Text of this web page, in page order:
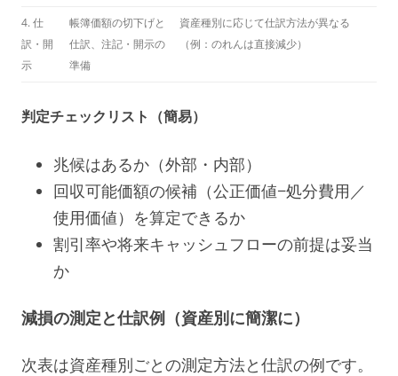
4. 仕
訳・開
示
帳簿価額の切下げと
仕訳、注記・開示の
準備
資産種別に応じて仕訳方法が異なる
（例：のれんは直接減少）
判定チェックリスト（簡易）
兆候はあるか（外部・内部）
回収可能価額の候補（公正価値−処分費用／
使用価値）を算定できるか
割引率や将来キャッシュフローの前提は妥当
か
減損の測定と仕訳例（資産別に簡潔に）
次表は資産種別ごとの測定方法と仕訳の例です。